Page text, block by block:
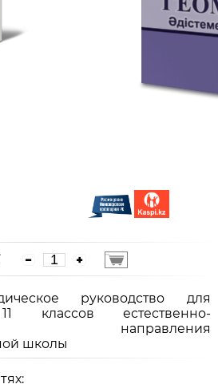
руководство для
классов естественно-
направления
школы